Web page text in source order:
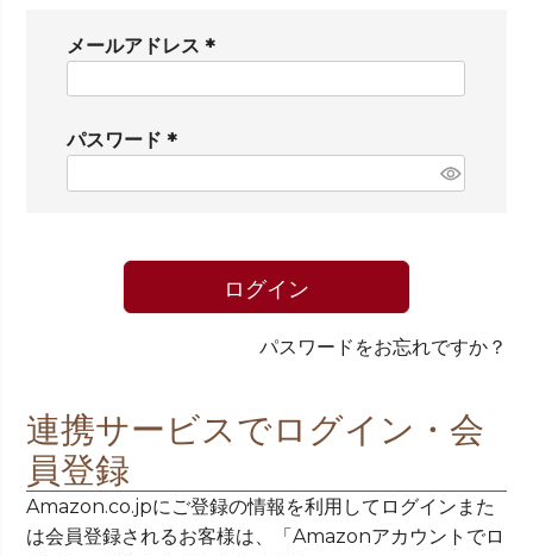
メールアドレス
パスワード
)
ログイン
パスワードをお忘れですか？
連携サービスでログイン・会
員登録
Amazon.co.jpにご登録の情報を利用してログインまた
は会員登録されるお客様は、「Amazonアカウントでロ